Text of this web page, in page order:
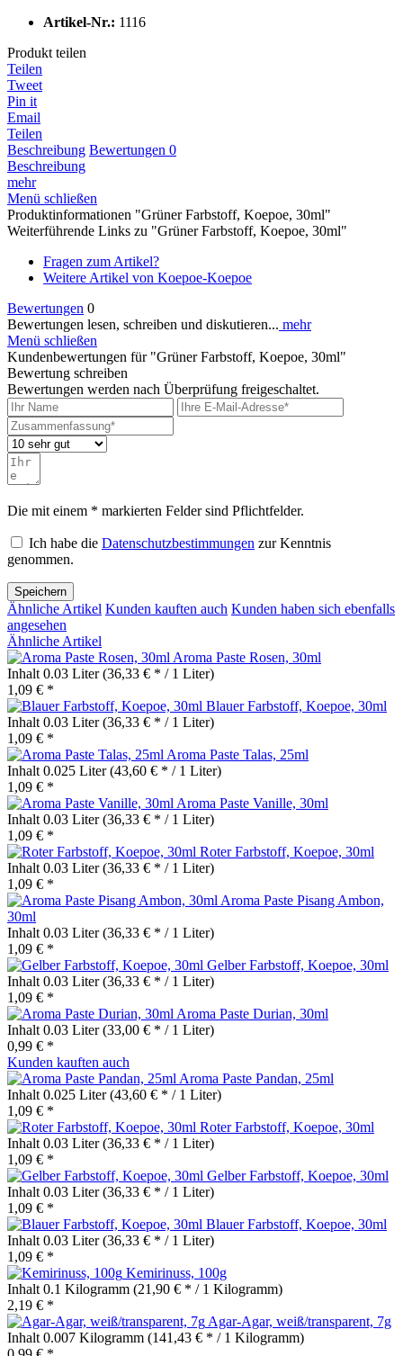
Artikel-Nr.: 1116
Produkt teilen
Teilen
Tweet
Pin it
Email
Teilen
Beschreibung Bewertungen 0
Beschreibung
mehr
Menü schließen
Produktinformationen "Grüner Farbstoff, Koepoe, 30ml"
Weiterführende Links zu "Grüner Farbstoff, Koepoe, 30ml"
Fragen zum Artikel?
Weitere Artikel von Koepoe-Koepoe
Bewertungen 0
Bewertungen lesen, schreiben und diskutieren... mehr
Menü schließen
Kundenbewertungen für "Grüner Farbstoff, Koepoe, 30ml"
Bewertung schreiben
Bewertungen werden nach Überprüfung freigeschaltet.
Die mit einem * markierten Felder sind Pflichtfelder.
Ich habe die Datenschutzbestimmungen zur Kenntnis
genommen.
Speichern
Ähnliche Artikel Kunden kauften auch Kunden haben sich ebenfalls
angesehen
Ähnliche Artikel
Aroma Paste Rosen, 30ml
Inhalt 0.03 Liter(36,33 € * / 1 Liter)
1,09 € *
Blauer Farbstoff, Koepoe, 30ml
Inhalt 0.03 Liter(36,33 € * / 1 Liter)
1,09 € *
Aroma Paste Talas, 25ml
Inhalt 0.025 Liter(43,60 € * / 1 Liter)
1,09 € *
Aroma Paste Vanille, 30ml
Inhalt 0.03 Liter(36,33 € * / 1 Liter)
1,09 € *
Roter Farbstoff, Koepoe, 30ml
Inhalt 0.03 Liter(36,33 € * / 1 Liter)
1,09 € *
Aroma Paste Pisang Ambon,
30ml
Inhalt 0.03 Liter(36,33 € * / 1 Liter)
1,09 € *
Gelber Farbstoff, Koepoe, 30ml
Inhalt 0.03 Liter(36,33 € * / 1 Liter)
1,09 € *
Aroma Paste Durian, 30ml
Inhalt 0.03 Liter(33,00 € * / 1 Liter)
0,99 € *
Kunden kauften auch
Aroma Paste Pandan, 25ml
Inhalt 0.025 Liter(43,60 € * / 1 Liter)
1,09 € *
Roter Farbstoff, Koepoe, 30ml
Inhalt 0.03 Liter(36,33 € * / 1 Liter)
1,09 € *
Gelber Farbstoff, Koepoe, 30ml
Inhalt 0.03 Liter(36,33 € * / 1 Liter)
1,09 € *
Blauer Farbstoff, Koepoe, 30ml
Inhalt 0.03 Liter(36,33 € * / 1 Liter)
1,09 € *
Kemirinuss, 100g
Inhalt 0.1 Kilogramm (21,90 € * / 1 Kilogramm)
2,19 € *
Agar-Agar, weiß/transparent, 7g
Inhalt 0.007 Kilogramm (141,43 € * / 1 Kilogramm)